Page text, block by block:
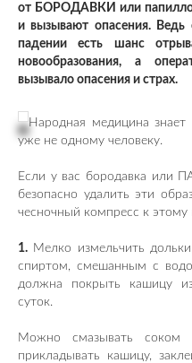
от БОРОДАВКИ или
и вызывают опасения.
падении есть шанс
новообразования, а
вызывало опасения и страх.
Народная медицина
уже не одному человеку.
Если у вас бородавка или
безопасно удалить эти
чесночный компресс к
1. Мелко измельчить
спиртом, смешанным с
должна покрыть кашицу
суток.
Можно смазывать соком
прикладывать кашицу,